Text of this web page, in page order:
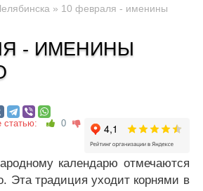
» 10 февраля - именины
- ИМЕНИНЫ
статью: 0
календарю отмечаются
Эта традиция уходит корнями в